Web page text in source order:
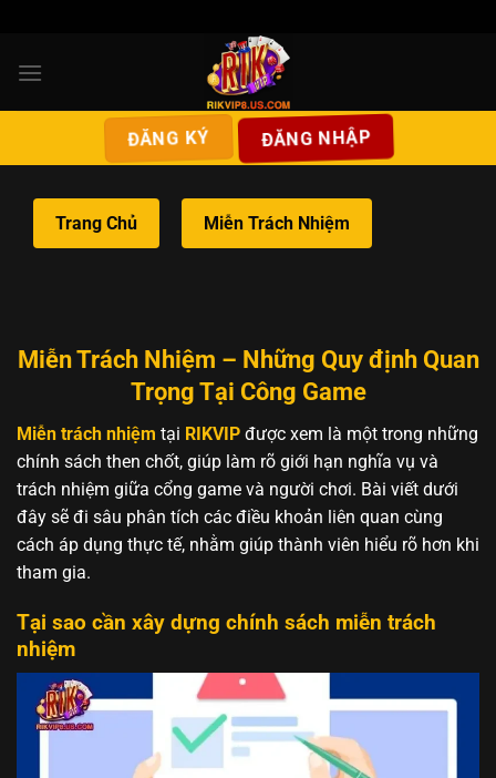
nội
ĐĂNG KÝ ĐĂNG NHẬP
Trang Chủ Miễn Trách Nhiệm
Miễn Trách Nhiệm – Những Quy định Quan
Trọng Tại Công Game
Miễn trách nhiệm tại RIKVIP được xem là một trong những
chính sách then chốt, giúp làm rõ giới hạn nghĩa vụ và
trách nhiệm giữa cổng game và người chơi. Bài viết dưới
đây sẽ đi sâu phân tích các điều khoản liên quan cùng
cách áp dụng thực tế, nhằm giúp thành viên hiểu rõ hơn khi
tham gia.
Tại sao cần xây dựng chính sách miễn trách
nhiệm